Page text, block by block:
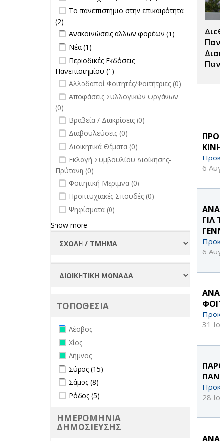
6
6
31
28
Μεταπτυχιακές
Σπουδές filter
Apply Το πανεπιστήμιο στην
επικαιρότητα filter
Το πανεπιστήμιο στην επικαιρότητα
(2)
επικαιρότητα filter
Apply Ανακοινώσεις άλλων φορέων
filter
Ανακοινώσεις άλλων φορέων (1)
Ανακοινώσεις
φορέων filter
Apply Νέα filter
Νέα (1)
Apply Περιοδικές Εκδόσεις
Πανεπιστημίου filter
Περιοδικές Εκδόσεις
Πανεπιστημίου (1)
Εκδόσεις
Πανεπιστημίου filter
undefined
Αλλοδαποί Φοιτητές/Φοιτήτριες (0)
undefined
Αποφάσεις Συλλογικών Οργάνων
(0)
undefined
Βραβεία / Διακρίσεις (0)
undefined
Διαβουλεύσεις (0)
undefined
Διοικητικά Θέματα (0)
undefined
Εκλογή Συμβουλίου Διοίκησης-
Πρύτανη (0)
undefined
Φοιτητική Μέριμνα (0)
undefined
Προπτυχιακές Σπουδές (0)
undefined
Ψηφίσματα (0)
Show more
ΤΟΠΟΘΕΣΙΑ
Remove Λέσβος filter
Λέσβος
Remove Χίος filter
Χίος
Remove Λήμνος filter
Λήμνος
Apply Σύρος filter
Σύρος (15)
Apply Σάμος filter
Σάμος (8)
Apply Ρόδος filter
Ρόδος (5)
ΗΜΕΡΟΜΗΝΙΑ
ΔΗΜΟΣΙΕΥΣΗΣ